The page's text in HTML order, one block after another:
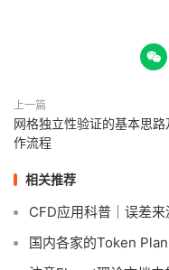

上一篇
网格独立性验证的基本思路
作流程
相关推荐
CFD应用科普｜误差来
国内各家的Token Plan